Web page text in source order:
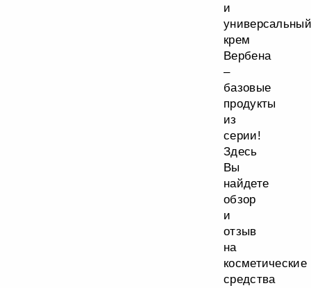
и
универсальный
крем
Вербена
–
базовые
продукты
из
серии!
Здесь
Вы
найдете
обзор
и
отзыв
на
косметические
средства